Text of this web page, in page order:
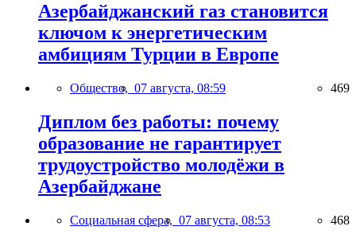
Азербайджанский газ становится
ключом к энергетическим
амбициям Турции в Европе
Общество, 07 августа, 08:59 469
Диплом без работы: почему
образование не гарантирует
трудоустройство молодёжи в
Азербайджане
Социальная сфера, 07 августа, 08:53 468